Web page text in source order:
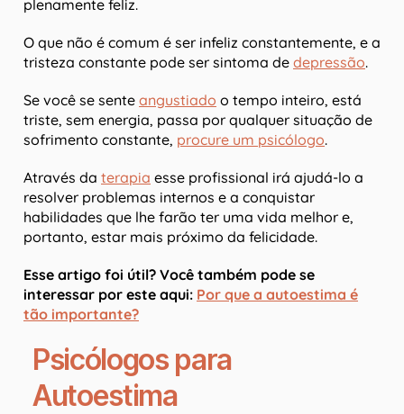
plenamente feliz.
O que não é comum é ser infeliz constantemente, e a
tristeza constante pode ser sintoma de depressão.
Se você se sente angustiado o tempo inteiro, está
triste, sem energia, passa por qualquer situação de
sofrimento constante, procure um psicólogo.
Através da terapia esse profissional irá ajudá-lo a
resolver problemas internos e a conquistar
habilidades que lhe farão ter uma vida melhor e,
portanto, estar mais próximo da felicidade.
Esse artigo foi útil? Você também pode se
interessar por este aqui: Por que a autoestima é
tão importante?
Psicólogos para
Autoestima